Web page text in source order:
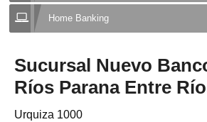
Home Banking
Sucursal Nuevo
Ríos Parana Entre
Urquiza 1000